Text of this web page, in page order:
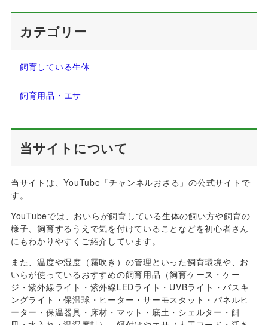
カテゴリー
飼育している生体
飼育用品・エサ
当サイトについて
当サイトは、YouTube「チャンネルおさる」の公式サイトで
す。
YouTubeでは、おいらが飼育している生体の飼い方や飼育の
様子、飼育するうえで気を付けていることなどを初心者さん
にもわかりやすくご紹介しています。
また、温度や湿度（霧吹き）の管理といった飼育環境や、お
いらが使っているおすすめの飼育用品（飼育ケース・ケー
ジ・紫外線ライト・紫外線LEDライト・UVBライト・バスキ
ングライト・保温球・ヒーター・サーモスタット・パネルヒ
ーター・保温器具・床材・マット・底土・シェルター・餌